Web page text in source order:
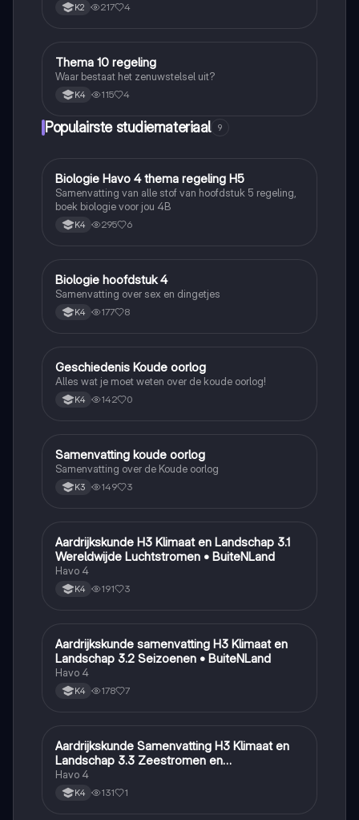
K2 217 4
Biologie
Thema 10 regeling
Waar bestaat het zenuwstelsel uit?
K4 115 4
Populairste studiemateriaal 9
Biologie
Biologie Havo 4 thema regeling H5
Samenvatting van alle stof van hoofdstuk 5 regeling,
boek biologie voor jou 4B
K4 295 6
Biologie
Biologie hoofdstuk 4
Samenvatting over sex en dingetjes
K4 177 8
Geschiedenis
Geschiedenis Koude oorlog
Alles wat je moet weten over de koude oorlog!
K4 142 0
Geschiedenis
Samenvatting koude oorlog
Samenvatting over de Koude oorlog
K3 149 3
Aardrijkskunde
Aardrijkskunde H3 Klimaat en Landschap 3.1
Wereldwijde Luchtstromen • BuiteNLand
Havo 4
K4 191 3
Aardrijkskunde
Aardrijkskunde samenvatting H3 Klimaat en
Landschap 3.2 Seizoenen • BuiteNLand
Havo 4
K4 178 7
Aardrijkskunde
Aardrijkskunde Samenvatting H3 Klimaat en
Landschap 3.3 Zeestromen en
Klimaatgebieden • BuiteNLand
Havo 4
K4 131 1